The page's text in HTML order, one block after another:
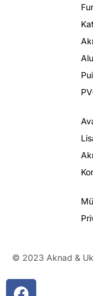
© 2023 Aknad &
F